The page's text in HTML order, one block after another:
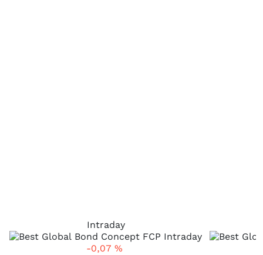
Intraday
-0,07 %